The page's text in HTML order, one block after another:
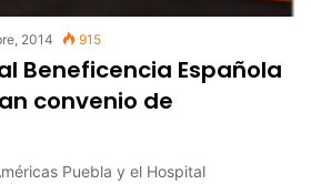
2014 915
Beneficencia Española
convenio de
Puebla y el Hospital